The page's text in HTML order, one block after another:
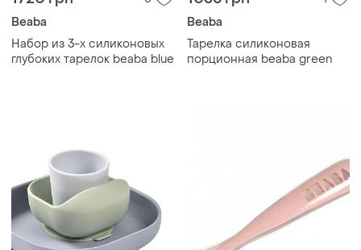
Beaba
Набор из 3-х силиконовых
глубоких тарелок beaba blue
Beaba
Тарелка силиконовая
порционная beaba green